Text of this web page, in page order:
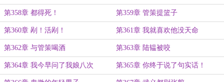
第358章 都得死！ 第359章 管策提篮子
第360章 剐！活剐！ 第361章 我就喜欢他没天命
第362章 与管策喝酒 第363章 陆韫被咬
第364章 我今早问了我娘八次 第365章 你终于说了句实话！